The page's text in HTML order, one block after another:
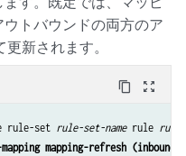
トバウンドの両方のア
新されます。
content_copy zoom_out_map
rule-set rule-set-name rule rule-
mapping-refresh (inbound